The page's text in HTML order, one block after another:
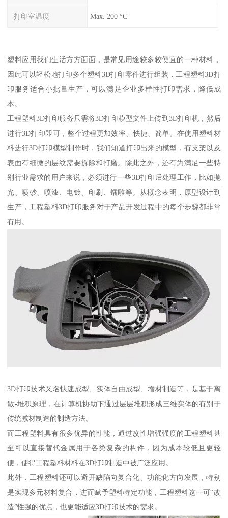
打印室温度 Max. 200 °C
塑料应用我们生活方方面面，是常见用途较多较便宜的一种材料，
因此可以轻松地打印多个塑料3D打印零件进行组装，工程塑料3D打
印服务适合小批量生产，可以满足企业多样性打印需求，降低成
本。
工程塑料3D打印服务只需将3D打印模型文件上传到3D打印机，然后
进行3D打印即可，整个过程更加效率、快捷、简单。在使用塑料材
料进行3D打印模型制作时，我们知道打印出来的模型，有支架以及
表面有细微的层纹需要拆除和打磨。除此之外，还有为满足一些特
别行业需求的用户来说，必须进行一些3D打印后处理工作，比如抛
光、喷砂、喷漆、电镀、印刷、镭雕等。从概念表明，原型设计到
生产，工程塑料3D打印服务对于产品开发过程中的每个步骤都非常
有用。
3D打印技术又名快速成型、实体自由成型、增材制造等，是基于离
散-堆积原理，在计算机协助下通过层层堆积形成三维实体的有别于
传统减材制造的制造方法。
而工程塑料具有很多优异的性能，通过改性增强强度的工程塑料甚
至可以直接替代金属用于各类复杂的构件，因为成本较低且更轻
便，使得工程塑料材料在3D打印制造中被广泛应用。
此外，工程塑料还可以避开缺陷向复合化、功能化方向发展，特别
是实现多元材料复合，进而赋予塑料特定功能，工程塑料这一可“改
造”性强的优点，也更能适应3D打印技术的需求。